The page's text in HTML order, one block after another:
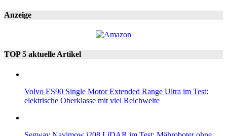
Anzeige
TOP 5 aktuelle Artikel
Volvo ES90 Single Motor Extended Range Ultra im Test:
elektrische Oberklasse mit viel Reichweite